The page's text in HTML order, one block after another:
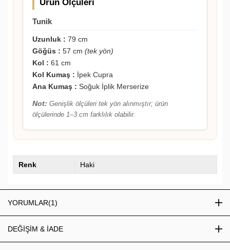
Ürün Ölçüleri
Tunik
Uzunluk : 79 cm
Göğüs : 57 cm (tek yön)
Kol : 61 cm
Kol Kumaş : İpek Cupra
Ana Kumaş : Soğuk İplik Merserize
Not: Genişlik ölçüleri tek yön alınmıştır; ürün
ölçülerinde 1–3 cm farklılık olabilir.
Renk Haki
YORUMLAR(1)
DEĞİŞİM & İADE